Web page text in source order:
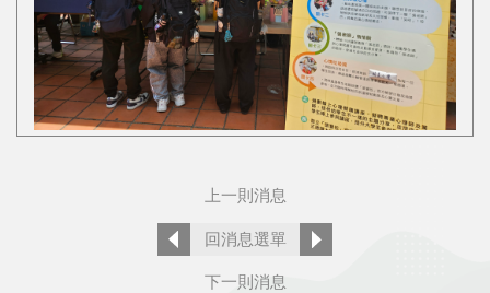
上一則消息
回消息選單
下一則消息